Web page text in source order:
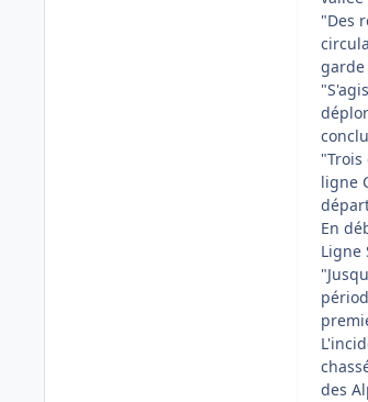
"Des
garde
ligne
En
Ligne
des